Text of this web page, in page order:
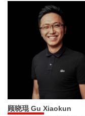
顾晓琨 Gu Xiaokun